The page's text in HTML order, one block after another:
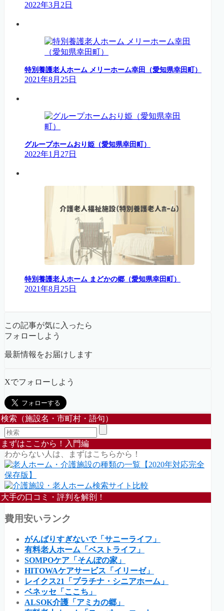
2022年3月2日
特別養護老人ホーム メリーホーム幸田（愛知県幸田町）
2021年8月25日
グループホームおり姫（愛知県幸田町）
2022年1月27日
特別養護老人ホーム まどかの郷（愛知県幸田町）
2021年8月25日
この記事が気に入ったら
フォローしよう
最新情報をお届けします
Xでフォローしよう
検索（施設名・市町村・語句）
まずはここから！入門編
わからない人は、まずはこちらから！
大手の口コミ・評判を解剖！
費用安いランク
がんばりすぎないで「サニーライフ」
有料老人ホーム「ベストライフ」
SOMPOケア「そんぽの家」
HITOWAケアサービス「イリーゼ」
レイクス21「プラチナ・シニアホーム」
ベネッセ「ここち」
ALSOK介護「アミカの郷」